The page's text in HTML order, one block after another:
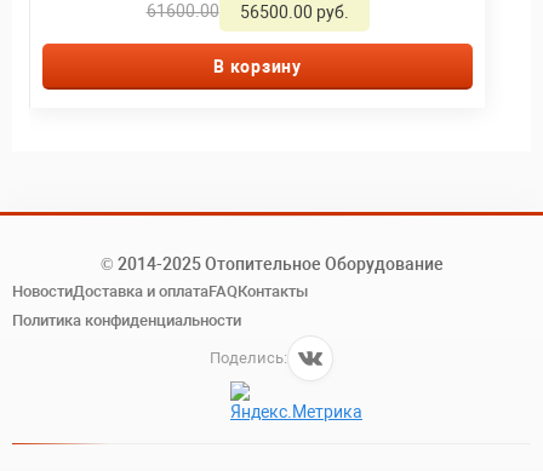
61600.00 56500.00 руб.
В корзину
© 2014-2025 Отопительное Оборудование
НовостиДоставка и оплатаFAQКонтакты
Политика конфиденциальности
Поделись: